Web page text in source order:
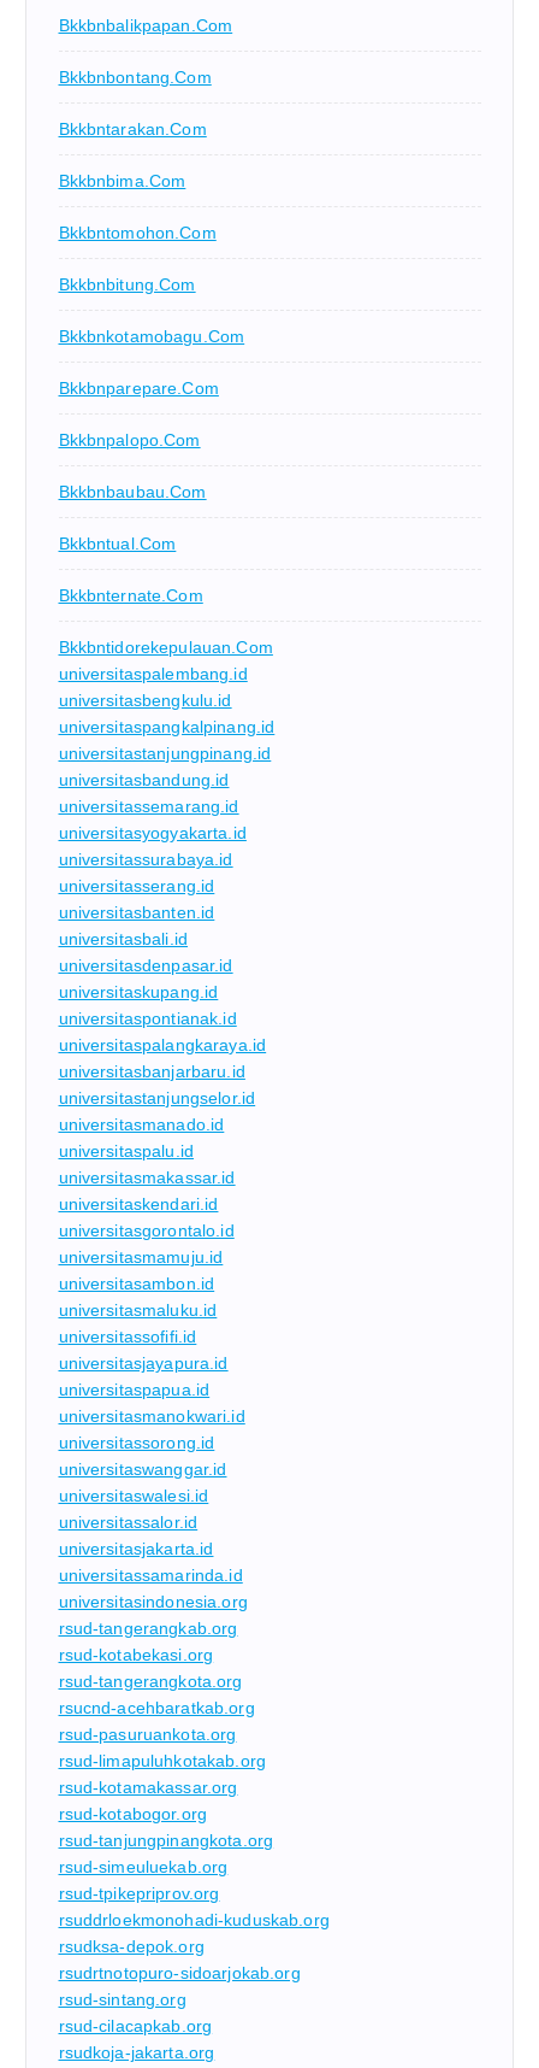
Bkkbnbalikpapan.com
Bkkbnbontang.com
Bkkbntarakan.com
Bkkbnbima.com
Bkkbntomohon.com
Bkkbnbitung.com
Bkkbnkotamobagu.com
Bkkbnparepare.com
Bkkbnpalopo.com
Bkkbnbaubau.com
Bkkbntual.com
Bkkbnternate.com
Bkkbntidorekepulauan.com
universitaspalembang.id
universitasbengkulu.id
universitaspangkalpinang.id
universitastanjungpinang.id
universitasbandung.id
universitassemarang.id
universitasyogyakarta.id
universitassurabaya.id
universitasserang.id
universitasbanten.id
universitasbali.id
universitasdenpasar.id
universitaskupang.id
universitaspontianak.id
universitaspalangkaraya.id
universitasbanjarbaru.id
universitastanjungselor.id
universitasmanado.id
universitaspalu.id
universitasmakassar.id
universitaskendari.id
universitasgorontalo.id
universitasmamuju.id
universitasambon.id
universitasmaluku.id
universitassofifi.id
universitasjayapura.id
universitaspapua.id
universitasmanokwari.id
universitassorong.id
universitaswanggar.id
universitaswalesi.id
universitassalor.id
universitasjakarta.id
universitassamarinda.id
universitasindonesia.org
rsud-tangerangkab.org
rsud-kotabekasi.org
rsud-tangerangkota.org
rsucnd-acehbaratkab.org
rsud-pasuruankota.org
rsud-limapuluhkotakab.org
rsud-kotamakassar.org
rsud-kotabogor.org
rsud-tanjungpinangkota.org
rsud-simeuluekab.org
rsud-tpikepriprov.org
rsuddrloekmonohadi-kuduskab.org
rsudksa-depok.org
rsudrtnotopuro-sidoarjokab.org
rsud-sintang.org
rsud-cilacapkab.org
rsudkoja-jakarta.org